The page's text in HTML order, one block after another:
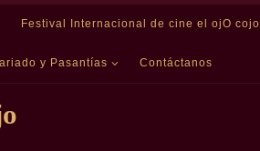
Festival Internacional de cine el ojO cojo
y Pasantías Contáctanos